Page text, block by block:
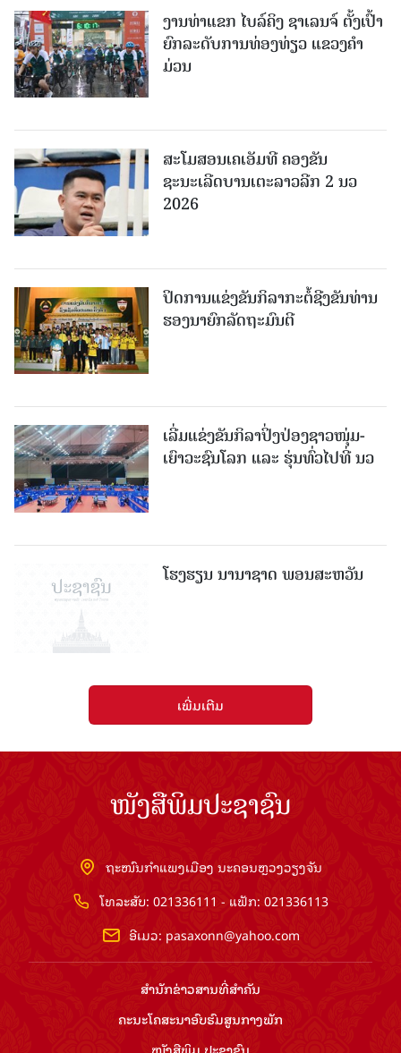
ງານທ່າແຂກ ໄບລ໌ຄິງ ຊາເລນຈ໌ ຕັ້ງເປົ້າ
ຍົກລະດັບການທ່ອງທ່ຽວ ແຂວງຄໍາ
ມ່ວນ
ສະໂມສອນເຄເອັມທີ ຄອງຂັນ
ຊະນະເລີດບານເຕະລາວລີກ 2 ນວ
2026
ປິດການແຂ່ງຂັນກິລາກະຕໍ້ຊີງຂັນທ່ານ
ຮອງນາຍົກລັດຖະມົນຕີ
ເລີ່ມແຂ່ງຂັນກິລາປິ່ງປ່ອງຊາວໜຸ່ມ-
ເຍົາວະຊົນໂລກ ແລະ ຮຸ່ນທົ່ວໄປທີ່ ນວ
ໂຮງຮຽນ ນານາຊາດ ພອນສະຫວັນ
ເພີ່ມເຕີມ
ໜັງສືພິມປະຊາຊົນ
ຖະໜົນກຳແພງເມືອງ ນະຄອນຫຼວງວຽງຈັນ
ໂທລະສັບ: 021336111 - ແຟັກ: 021336113
ອີເມວ: pasaxonn@yahoo.com
ສຳ​ນັກ​ຂ່າວ​ສານ​ທີ່​ສຳ​ຄັນ​
ຄະນະໂຄສະນາອົບຮົມ​ສູນ​ກາງ​ພັກ
ໜັງສືພິມ ປະ​ຊາ​ຊົນ